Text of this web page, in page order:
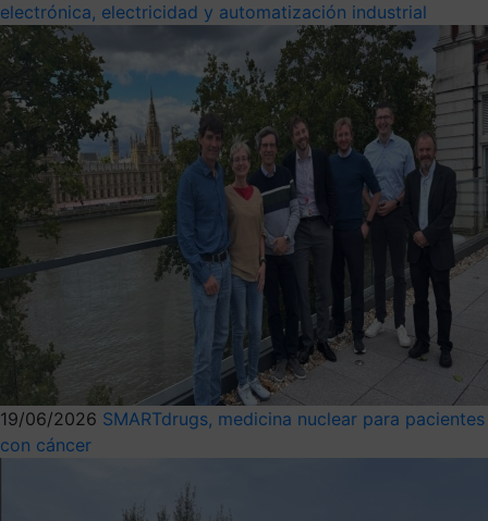
electrónica, electricidad y automatización industrial
19/06/2026 SMARTdrugs, medicina nuclear para pacientes
con cáncer